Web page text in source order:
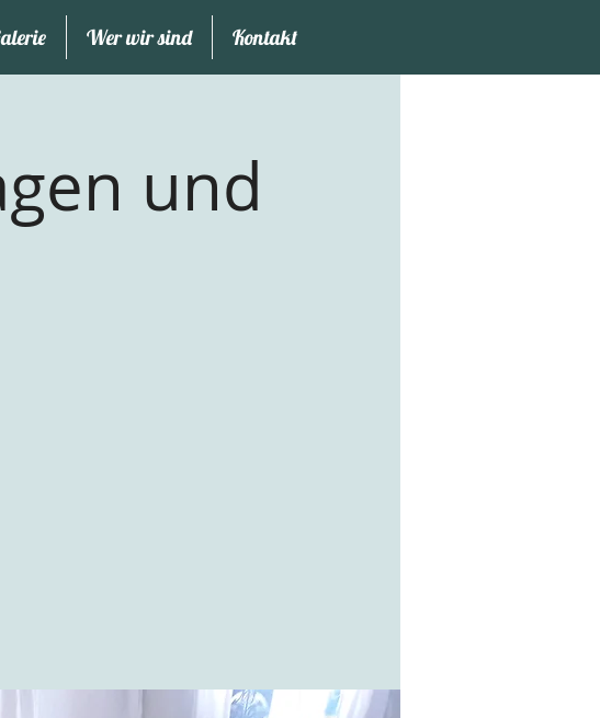
Wer wir sind Kontakt
und